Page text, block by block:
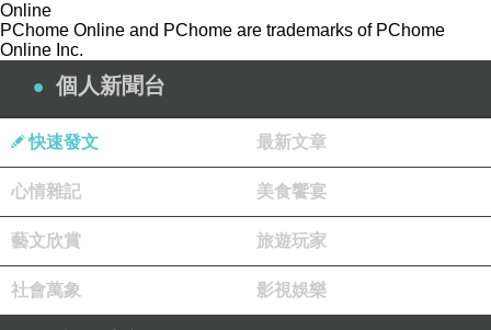
沾生蛋很好吃
Online
PChome Online and PChome are trademarks of PChome
Online Inc.
個人新聞台
快速發文 最新文章
心情雜記 美食饗宴
藝文欣賞 旅遊玩家
社會萬象 影視娛樂